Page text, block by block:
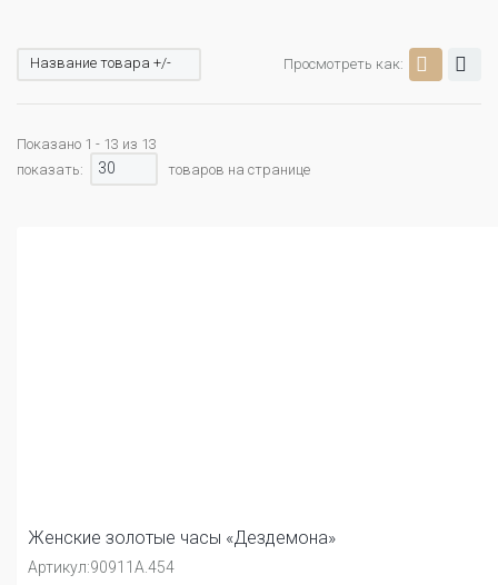
Просмотреть как:
Название товара +/-
Показано 1 - 13 из 13
показать:
30 товаров на странице
Женские золотые часы «Дездемона»
Артикул:90911А.454